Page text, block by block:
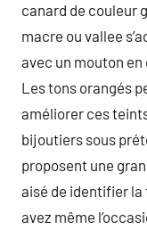
canard de couleur
macre ou vallee
avec un mouton en
Les tons orangés
améliorer ces
bijoutiers sous
proposent une
aisé de identifier la
avez même